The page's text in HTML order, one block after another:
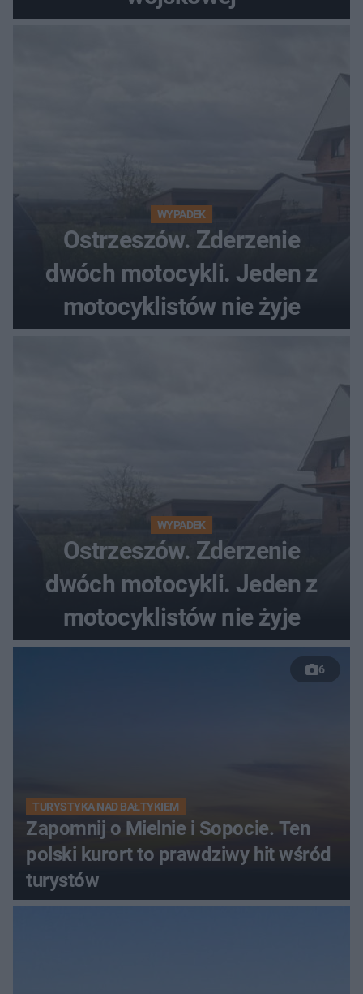
WYPADEK
Ostrzeszów. Zderzenie
dwóch motocykli. Jeden z
motocyklistów nie żyje
WYPADEK
Ostrzeszów. Zderzenie
dwóch motocykli. Jeden z
motocyklistów nie żyje
6
TURYSTYKA NAD BAŁTYKIEM
Zapomnij o Mielnie i Sopocie. Ten
polski kurort to prawdziwy hit wśród
turystów